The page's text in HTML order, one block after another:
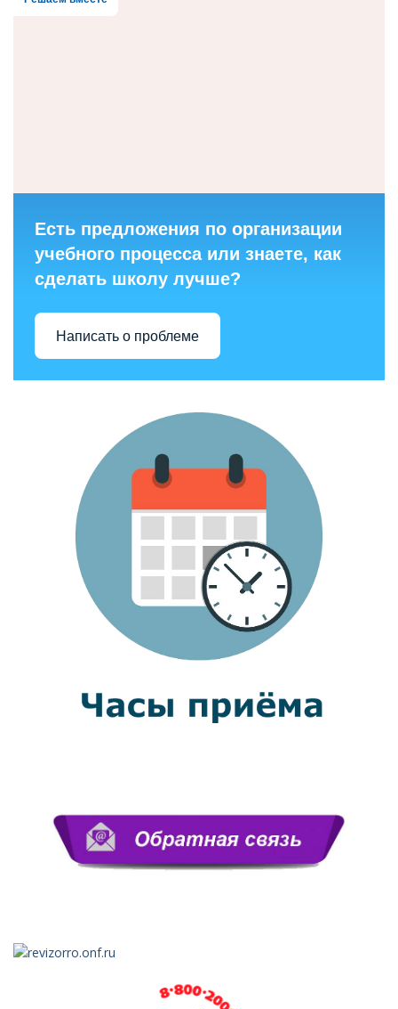
Есть предложения по организации
учебного процесса или знаете, как
сделать школу лучше?
Написать о проблеме